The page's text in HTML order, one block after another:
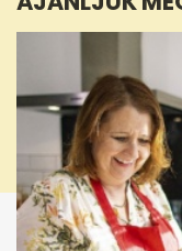
seconds